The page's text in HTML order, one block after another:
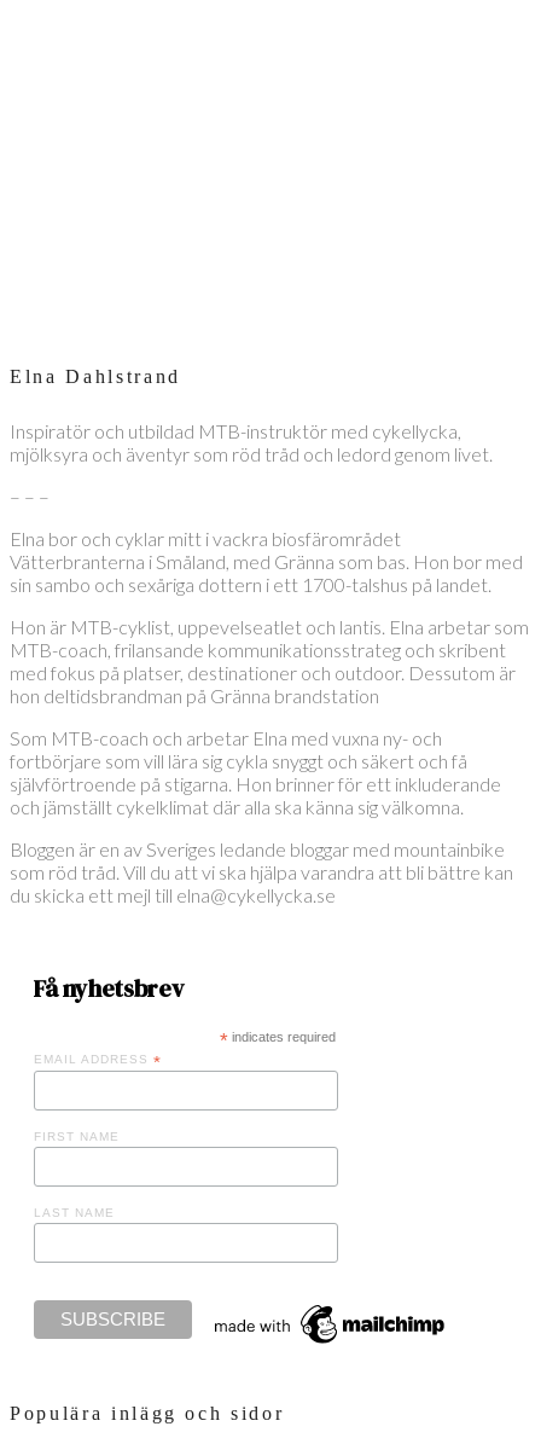
Elna Dahlstrand
Inspiratör och utbildad MTB-instruktör med cykellycka,
mjölksyra och äventyr som röd tråd och ledord genom livet.
– – –
Elna bor och cyklar mitt i vackra biosfärområdet
Vätterbranterna i Småland, med Gränna som bas. Hon bor med
sin sambo och sexåriga dottern i ett 1700-talshus på landet.
Hon är MTB-cyklist, uppevelseatlet och lantis. Elna arbetar som
MTB-coach, frilansande kommunikationsstrateg och skribent
med fokus på platser, destinationer och outdoor. Dessutom är
hon deltidsbrandman på Gränna brandstation
Som MTB-coach och arbetar Elna med vuxna ny- och
fortbörjare som vill lära sig cykla snyggt och säkert och få
självförtroende på stigarna. Hon brinner för ett inkluderande
och jämställt cykelklimat där alla ska känna sig välkomna.
Bloggen är en av Sveriges ledande bloggar med mountainbike
som röd tråd. Vill du att vi ska hjälpa varandra att bli bättre kan
du skicka ett mejl till elna@cykellycka.se
Få nyhetsbrev
*indicates required
EMAIL ADDRESS *
FIRST NAME
LAST NAME
Populära inlägg och sidor